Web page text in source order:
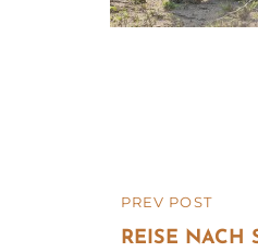
PREVIOUS
POST
PREV POST
REISE NACH